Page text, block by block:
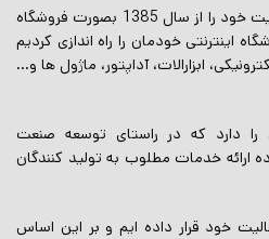
فروشگاه ببستون الکترونیک فعالیت خود را از سال 1385 بصورت فروشگاه
اینترنتی خودمان را راه اندازی کردیم
ابزارالات، آداپتور، ماژول ها و…
را دارد که در راستای توسعه صنعت
ارائه خدمات مطلوب به تولید کنندگان
خود قرار داده ایم و بر این اساس